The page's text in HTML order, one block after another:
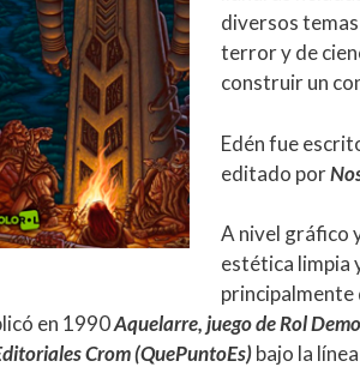
diversos
terror y de
construir un
Edén fue
editado por
A nivel gráfico
estética limpia
en 1990Aquelarre, juego de Rol
Crom (QuePuntoEs)bajo la línea